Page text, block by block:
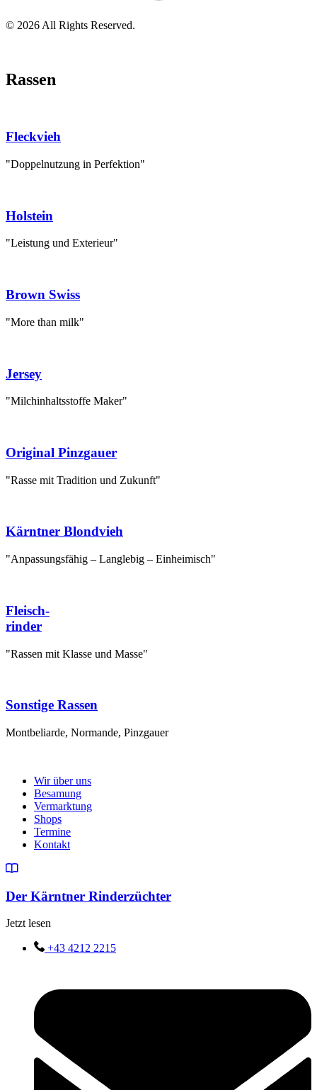
© 2026 All Rights Reserved.
Rassen
Fleckvieh
"Doppelnutzung in Perfektion"
Holstein
"Leistung und Exterieur"
Brown Swiss
"More than milk"
Jersey
"Milchinhaltsstoffe Maker"
Original Pinzgauer
"Rasse mit Tradition und Zukunft"
Kärntner Blondvieh
"Anpassungsfähig – Langlebig – Einheimisch"
Fleisch-
rinder
"Rassen mit Klasse und Masse"
Sonstige Rassen
Montbeliarde, Normande, Pinzgauer
Wir über uns
Besamung
Vermarktung
Shops
Termine
Kontakt
Der Kärntner Rinderzüchter
Jetzt lesen
+43 4212 2215